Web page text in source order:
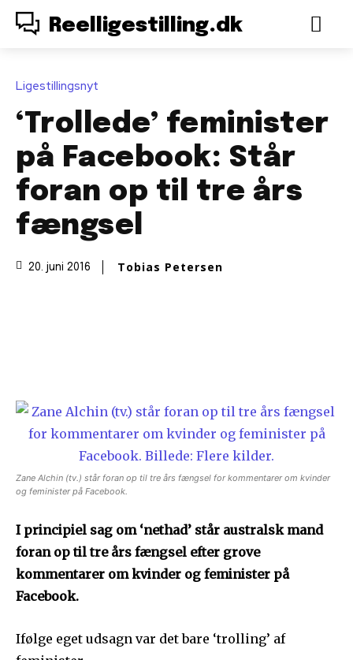
Reelligestilling.dk
Ligestillingsnyt
‘Trollede’ feminister
på Facebook: Står
foran op til tre års
fængsel
20. juni 2016 Tobias Petersen
Zane Alchin (tv.) står foran op til tre års fængsel for kommentarer om kvinder
og feminister på Facebook.
I principiel sag om ‘nethad’ står australsk mand
foran op til tre års fængsel efter grove
kommentarer om kvinder og feminister på
Facebook.
Ifølge eget udsagn var det bare ‘trolling’ af